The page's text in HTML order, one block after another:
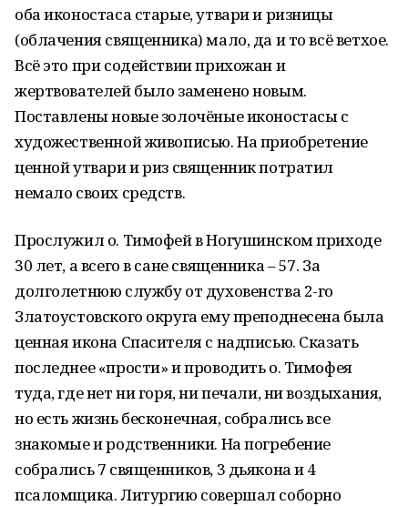
оба иконостаса старые, утвари и ризницы
(облачения священника) мало, да и то всё ветхое.
Всё это при содействии прихожан и
жертвователей было заменено новым.
Поставлены новые золочёные иконостасы с
художественной живописью. На приобретение
ценной утвари и риз священник потратил
немало своих средств.
Прослужил о. Тимофей в Ногушинском приходе
30 лет, а всего в сане священника – 57. За
долголетнюю службу от духовенства 2-го
Златоустовского округа ему преподнесена была
ценная икона Спасителя с надписью. Сказать
последнее «прости» и проводить о. Тимофея
туда, где нет ни горя, ни печали, ни воздыхания,
но есть жизнь бесконечная, собрались все
знакомые и родственники. На погребение
собрались 7 священников, 3 дьякона и 4
псаломщика. Литургию совершал соборно